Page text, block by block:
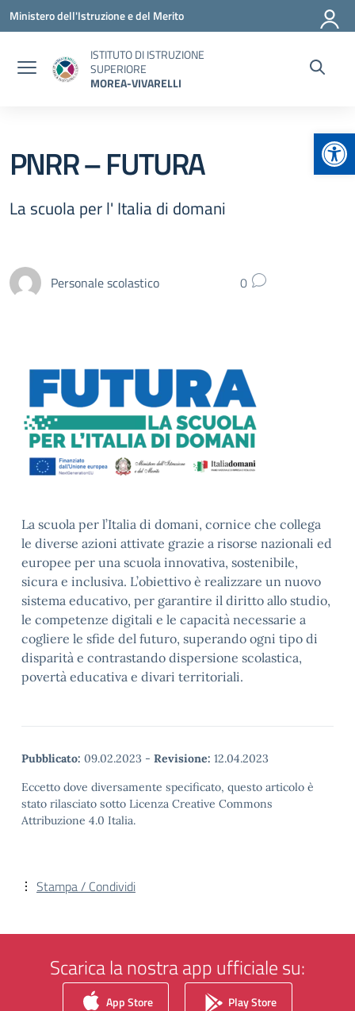
Vai ai contenuti
Vai al menu di navigazione
Vai al footer
Ministero dell'Istruzione e del Merito
ISTITUTO DI ISTRUZIONE
SUPERIORE
MOREA-VIVARELLI
PNRR – FUTURA
La scuola per l' Italia di domani
Personale scolastico 0
La scuola per l’Italia di domani, cornice che collega
le diverse azioni attivate grazie a risorse nazionali ed
europee per una scuola innovativa, sostenibile,
sicura e inclusiva. L’obiettivo è realizzare un nuovo
sistema educativo, per garantire il diritto allo studio,
le competenze digitali e le capacità necessarie a
cogliere le sfide del futuro, superando ogni tipo di
disparità e contrastando dispersione scolastica,
povertà educativa e divari territoriali.
Pubblicato: 09.02.2023 - Revisione: 12.04.2023
Eccetto dove diversamente specificato, questo articolo è
stato rilasciato sotto Licenza Creative Commons
Attribuzione 4.0 Italia.
Stampa / Condividi
Scarica la nostra app ufficiale su:
App Store Play Store